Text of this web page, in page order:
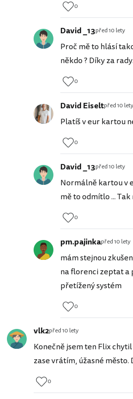
0
David _13před 10 lety
Proč mě to hlásí
někdo ? Díky za
0
David Eiseltpřed 10 lety
Platíš v eur kartou
0
David _13před 10 lety
Normálně kartou v
mě to odmítlo ...
0
pm.pajinkapřed 10 lety
mám stejnou
na florenci zeptat a
přetížený systém
0
vlk2před 10 lety
Konečně jsem ten Flix
zase vrátím, úžasné město.
0